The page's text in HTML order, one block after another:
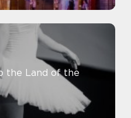
the Land of the